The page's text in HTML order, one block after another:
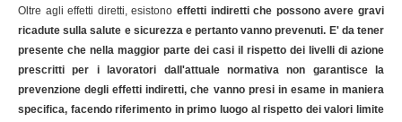
Oltre agli effetti diretti, esistono effetti indiretti che possono avere gravi
ricadute sulla salute e sicurezza e pertanto vanno prevenuti. E' da tener
presente che nella maggior parte dei casi il rispetto dei livelli di azione
prescritti per i lavoratori dall'attuale normativa non garantisce la
prevenzione degli effetti indiretti, che vanno presi in esame in maniera
specifica, facendo riferimento in primo luogo al rispetto dei valori limite